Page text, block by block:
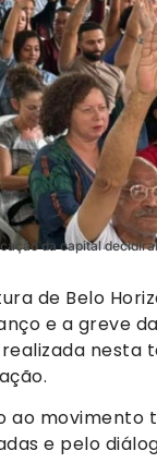
da capital
de Belo
e a greve
realizada nesta
ao movimento
e pelo